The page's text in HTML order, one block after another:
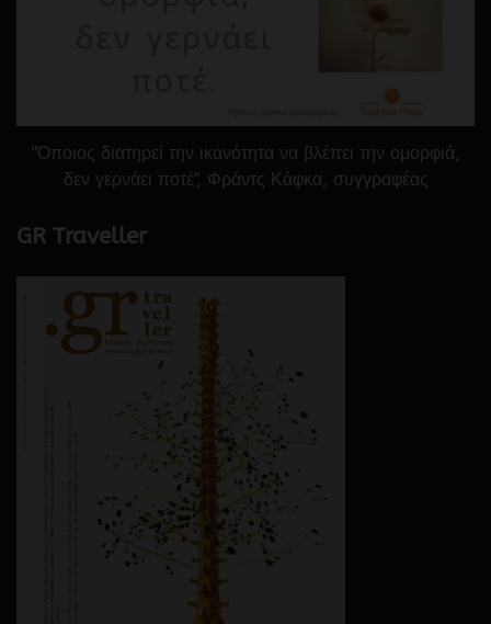
"Όποιος διατηρεί την ικανότητα να βλέπει την ομορφιά,
δεν γερνάει ποτέ", Φράντς Κάφκα, συγγραφέας
GR Traveller